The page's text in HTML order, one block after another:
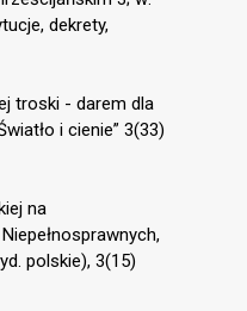
dekrety,
troski - darem dla
i cienie” 3(33)
na
polskie), 3(15)